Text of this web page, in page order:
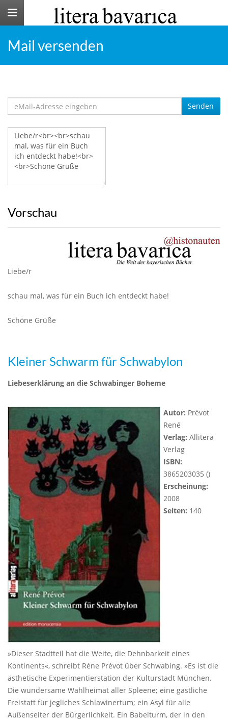
Toggle
Mail versenden
Senden
Vorschau
Liebe/r
schau mal, was für ein Buch ich entdeckt habe!
Schöne Grüße
Kleiner Schwarm für Schwabylon
Liebeserklärung an die Schwabinger Boheme
Autor: Prévot
René
Verlag: Allitera
Verlag
ISBN:
3865203035 ()
Erscheinung:
2008
Seiten: 140
»Dieser Stadtteil hat die Weite, die Dehnbarkeit eines
Kontinents«, schreibt Réne Prévot über Schwabing. »Es ist die
ästhetische Experimentierstation der Kulturstadt München.
Die wundersame Wahlheimat aller Spleene; eine gastliche
Freistatt für jegliches Schlawinertum; ein Asyl für alle
Außenseiter der Bürgerlichkeit. Ein Babelturm, der in den